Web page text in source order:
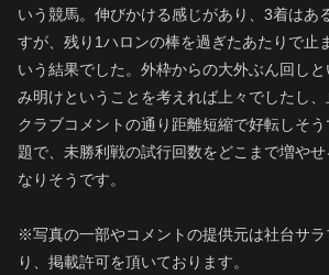
いう競馬。伸びかける感じがあり、3着はあ
すが、残り1ハロンの棒を過ぎたあたりで止
いう結果でした。外枠からの大外ぶん回し
み明けということを考えれば上々でしたし
クラブコメントの通り距離短縮で好転しそ
題で、未勝利戦の試行回数をどこまで増や
なりそうです。
※写真の一部やコメントの提供元は社台サ
り、掲載許可を頂いております。